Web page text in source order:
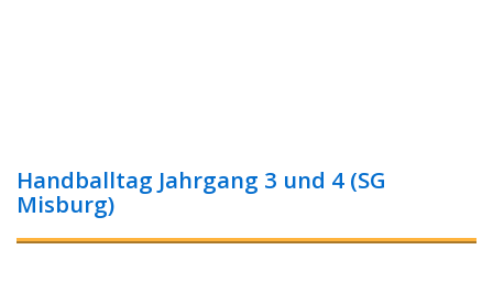
Handballtag Jahrgang 3 und 4 (SG
Misburg)